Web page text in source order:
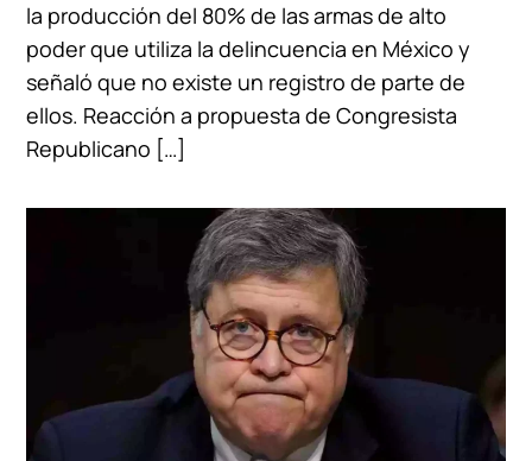
la producción del 80% de las armas de alto
poder que utiliza la delincuencia en México y
señaló que no existe un registro de parte de
ellos. Reacción a propuesta de Congresista
Republicano […]